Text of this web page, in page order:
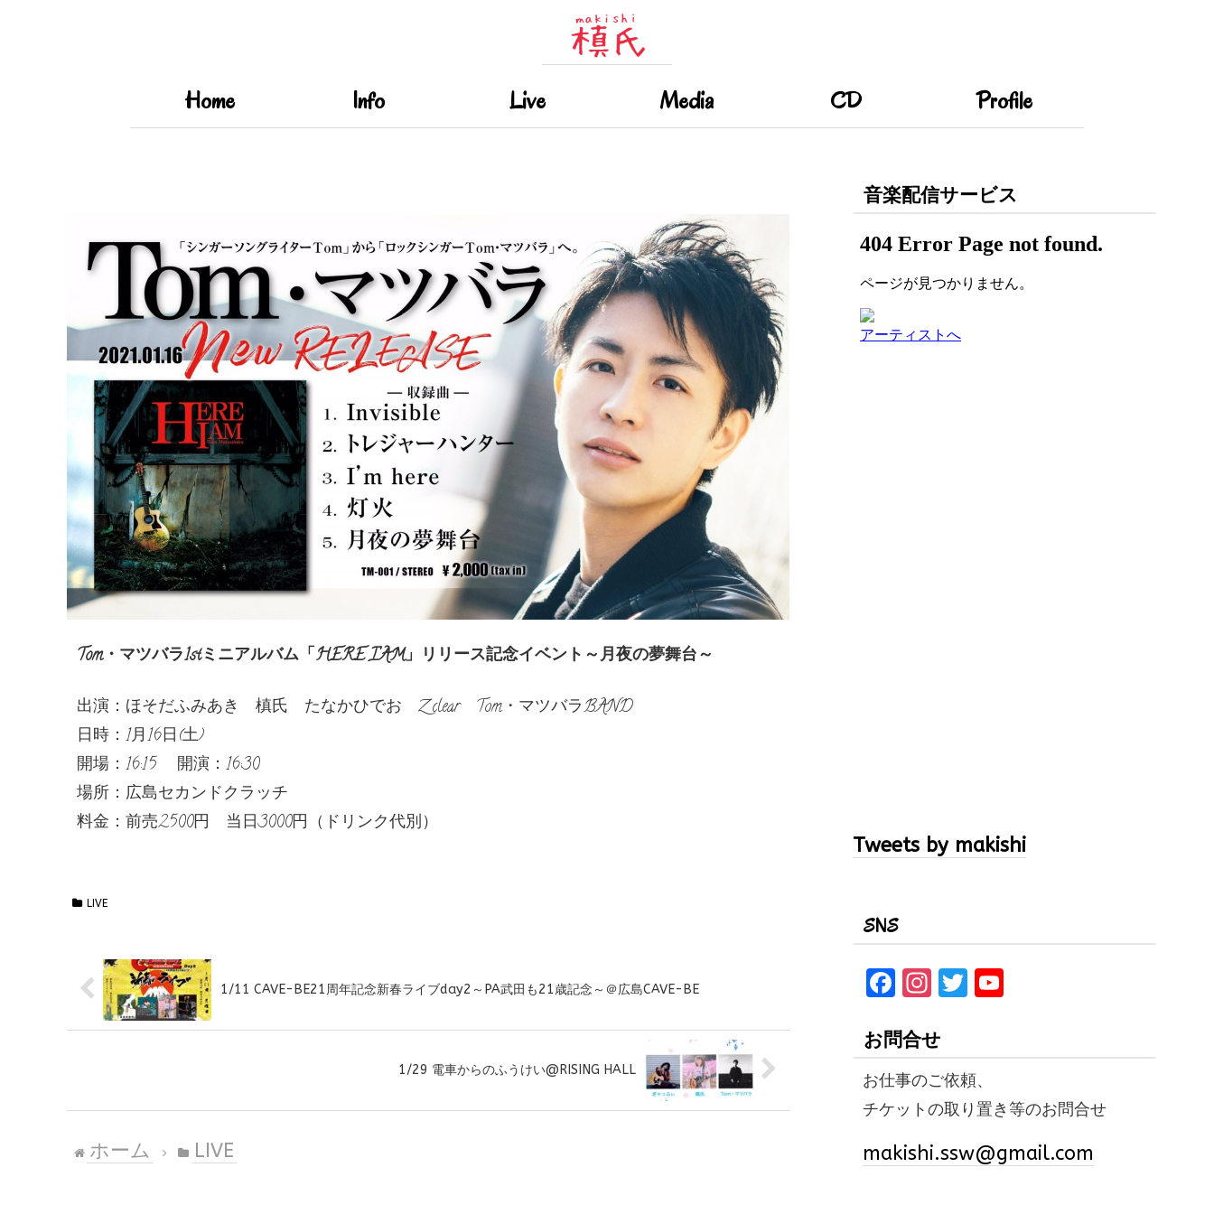
Home Info Live Media CD Profile
Tom・マツバラ1stミニアルバム「HERE I’AM」リリース記念イベント～月夜の夢舞台～
出演：ほそだふみあき 槙氏 たなかひでお Z clear Tom・マツバラBAND
日時：1月16日(土)
開場：16:15 開演：16:30
場所：広島セカンドクラッチ
料金：前売2500円 当日3000円（ドリンク代別）
LIVE
1/11 CAVE-BE21周年記念新春ライブday2～PA武田も21歳記念～＠広島CAVE-BE
1/29 電車からのふうけい@RISING HALL
ホーム LIVE
音楽配信サービス
Tweets by makishi
SNS
F
ce
b
o
o
k
In
a
gr
a
m
T
te
r
T
u
b
e
お問合せ
お仕事のご依頼、
チケットの取り置き等のお問合せ
makishi.ssw@gmail.com